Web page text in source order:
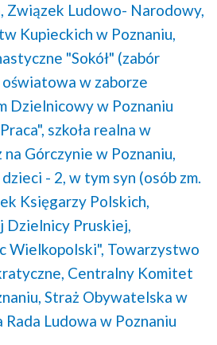
Związek Ludowo- Narodowy,
Kupieckich w Poznaniu,
"Sokół" (zabór
oświatowa w zaborze
Dzielnicowy w Poznaniu
szkoła realna w
na Górczynie w Poznaniu,
dzieci - 2, w tym syn (osób zm.
Księgarzy Polskich,
Dzielnicy Pruskiej,
Wielkopolski", Towarzystwo
Centralny Komitet
Straż Obywatelska w
Rada Ludowa w Poznaniu